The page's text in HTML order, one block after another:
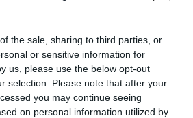
the sale, sharing to third parties, or
or sensitive information for
us, please use the below opt-out
selection. Please note that after your
you may continue seeing
on personal information utilized by
mm
mm